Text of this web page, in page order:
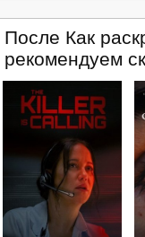
После Как
рекомендуем